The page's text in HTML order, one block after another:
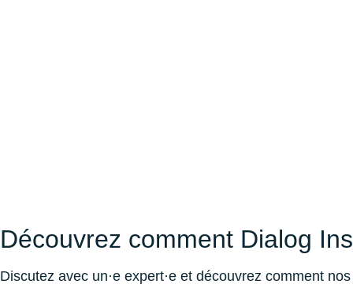
Découvrez comment Dialog
Discutez avec un·e expert·e et découvrez comment